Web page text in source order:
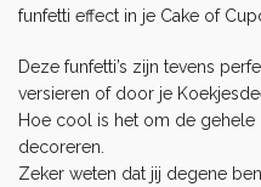
funfetti effect in je Cake of
Deze funfetti’s zijn tevens
versieren of door je
Hoe cool is het om de gehele
decoreren.
Zeker weten dat jij degene